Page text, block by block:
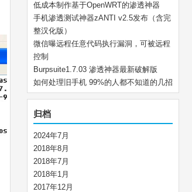
低成本制作基于OpenWRT的渗透神器
手机渗透测试神器zANTI v2.5发布（含完
整汉化版）
微信曝远程任意代码执行漏洞，可被远程
控制
Burpsuite1.7.03 渗透神器最新破解版
如何处理旧手机 99%的人都不知道的几招
归档
2024年7月
2018年8月
2018年7月
2018年1月
2017年12月